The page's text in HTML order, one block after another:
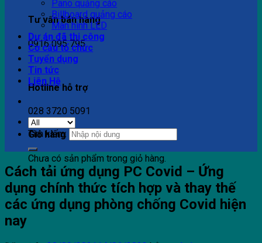
Tư vấn bán hàng
0916 095 795
Hotline hỗ trợ
028 3720 5091
Giỏ hàng
Chưa có sản phẩm trong giỏ hàng.
Pano quảng cáo
Billboard quảng cáo
Màn hình LED
Dự án đã thi công
Cơ cấu tổ chức
Tuyển dụng
Tin tức
Liên Hệ
Tìm kiếm:
Cách tải ứng dụng PC Covid – Ứng
dụng chính thức tích hợp và thay thế
các ứng dụng phòng chống Covid hiện
nay